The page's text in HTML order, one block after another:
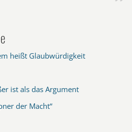
heißt Glaubwürdigkeit
ist als das Argument
der Macht“